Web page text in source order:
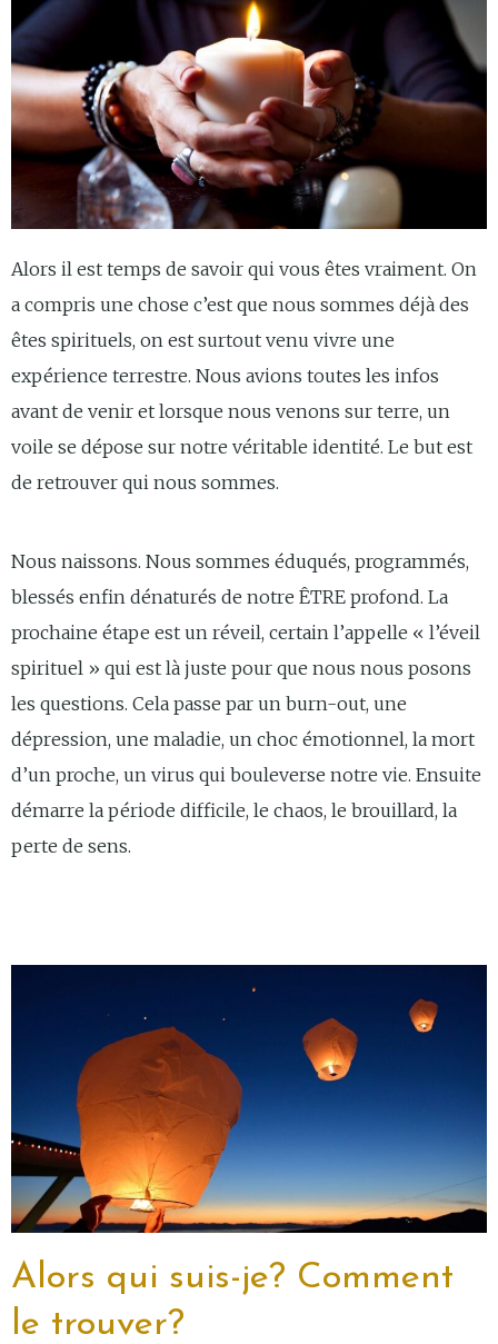
Alors il est temps de savoir qui vous êtes vraiment. On
a compris une chose c’est que nous sommes déjà des
êtes spirituels, on est surtout venu vivre une
expérience terrestre. Nous avions toutes les infos
avant de venir et lorsque nous venons sur terre, un
voile se dépose sur notre véritable identité. Le but est
de retrouver qui nous sommes.
Nous naissons. Nous sommes éduqués, programmés,
blessés enfin dénaturés de notre ÊTRE profond. La
prochaine étape est un réveil, certain l’appelle « l’éveil
spirituel » qui est là juste pour que nous nous posons
les questions. Cela passe par un burn-out, une
dépression, une maladie, un choc émotionnel, la mort
d’un proche, un virus qui bouleverse notre vie. Ensuite
démarre la période difficile, le chaos, le brouillard, la
perte de sens.
Alors qui suis-je? Comment
le trouver?